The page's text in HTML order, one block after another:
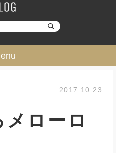
・成長
2017.10.23
ローロ